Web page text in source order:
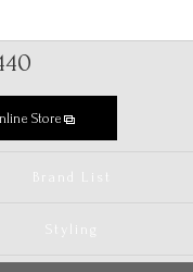
Store
Brand List
Styling